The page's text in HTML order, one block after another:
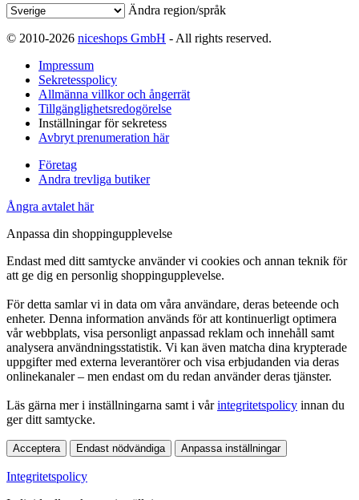
Ändra region/språk
© 2010-2026 niceshops GmbH - All rights reserved.
Impressum
Sekretesspolicy
Allmänna villkor och ångerrät
Tillgänglighetsredogörelse
Inställningar för sekretess
Avbryt prenumeration här
Företag
Andra trevliga butiker
Ångra avtalet här
Anpassa din shoppingupplevelse
Endast med ditt samtycke använder vi cookies och annan teknik för
att ge dig en personlig shoppingupplevelse.
För detta samlar vi in data om våra användare, deras beteende och
enheter. Denna information används för att kontinuerligt optimera
vår webbplats, visa personligt anpassad reklam och innehåll samt
analysera användningsstatistik. Vi kan även matcha dina krypterade
uppgifter med externa leverantörer och visa erbjudanden via deras
onlinekanaler – men endast om du redan använder deras tjänster.
Läs gärna mer i inställningarna samt i vårintegritetspolicy innan du
ger ditt samtycke.
Acceptera Endast nödvändiga Anpassa inställningar
Integritetspolicy